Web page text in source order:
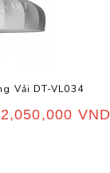
Vải DT-VL034
2,050,000 VND